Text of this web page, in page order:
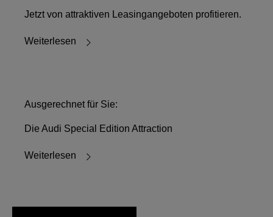
Jetzt von attraktiven Leasingangeboten profitieren.
Weiterlesen
Ausgerechnet für Sie:
Die Audi Special Edition Attraction
Weiterlesen